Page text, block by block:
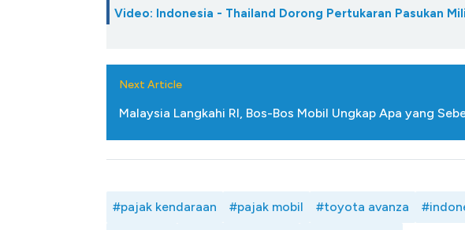
Video: Indonesia - Thailand Dorong Pertukaran Pasukan
Next Article
Malaysia Langkahi RI, Bos-Bos Mobil Ungkap Apa yang
#pajak kendaraan #pajak mobil #toyota avanza